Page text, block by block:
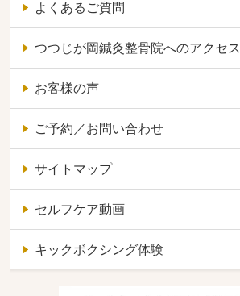
よくあるご質問
つつじが岡鍼灸整骨院へのアクセス
お客様の声
ご予約／お問い合わせ
サイトマップ
セルフケア動画
キックボクシング体験